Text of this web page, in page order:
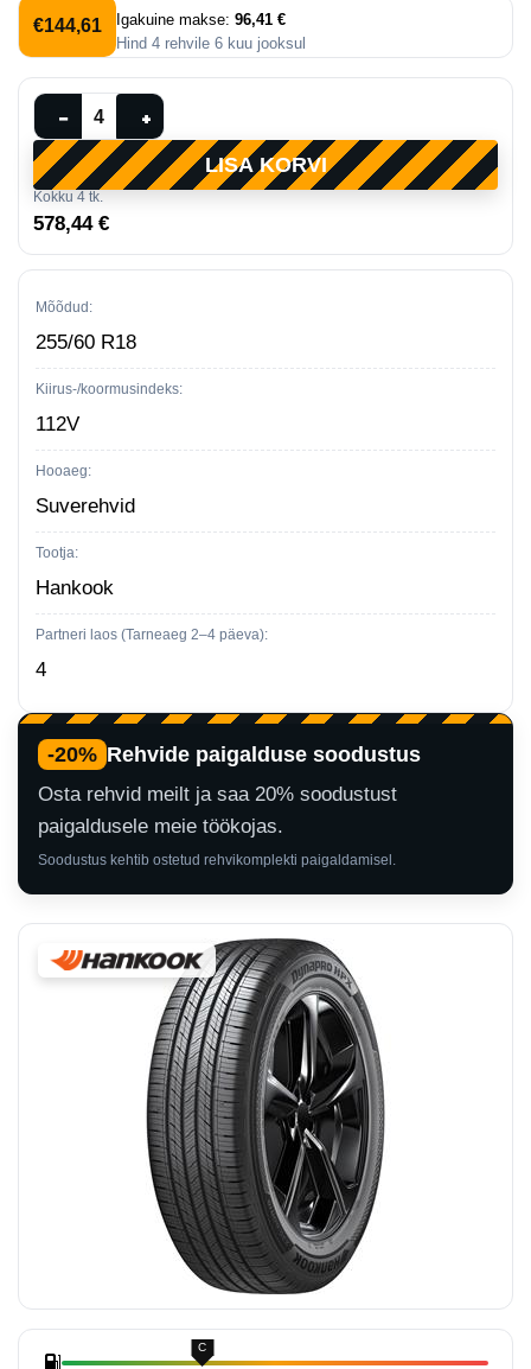
€144,61 Igakuine makse: 96,41 €
Hind 4 rehvile 6 kuu jooksul
Kokku 4 tk.
578,44 €
− + Hankook
Dynapro
Hpx
—
kogus
LISA KORVI
Mõõdud:
255/60 R18
Kiirus-/koormusindeks:
112V
Hooaeg:
Suverehvid
Tootja:
Hankook
Partneri laos (Tarneaeg 2–4 päeva):
4
-20% Rehvide paigalduse soodustus
Osta rehvid meilt ja saa 20% soodustust
paigaldusele meie töökojas.
Soodustus kehtib ostetud rehvikomplekti paigaldamisel.
C